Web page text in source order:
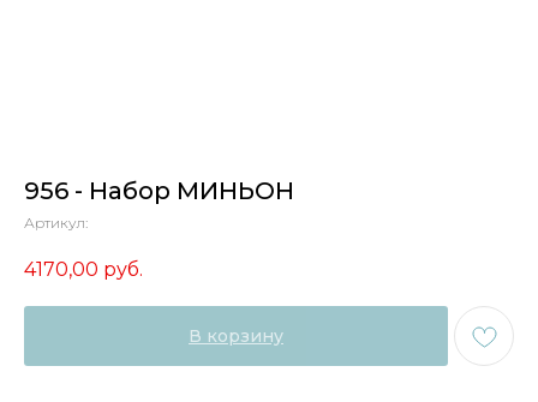
956 - Набор МИНЬОН
Артикул:
4170,00 руб.
В корзину